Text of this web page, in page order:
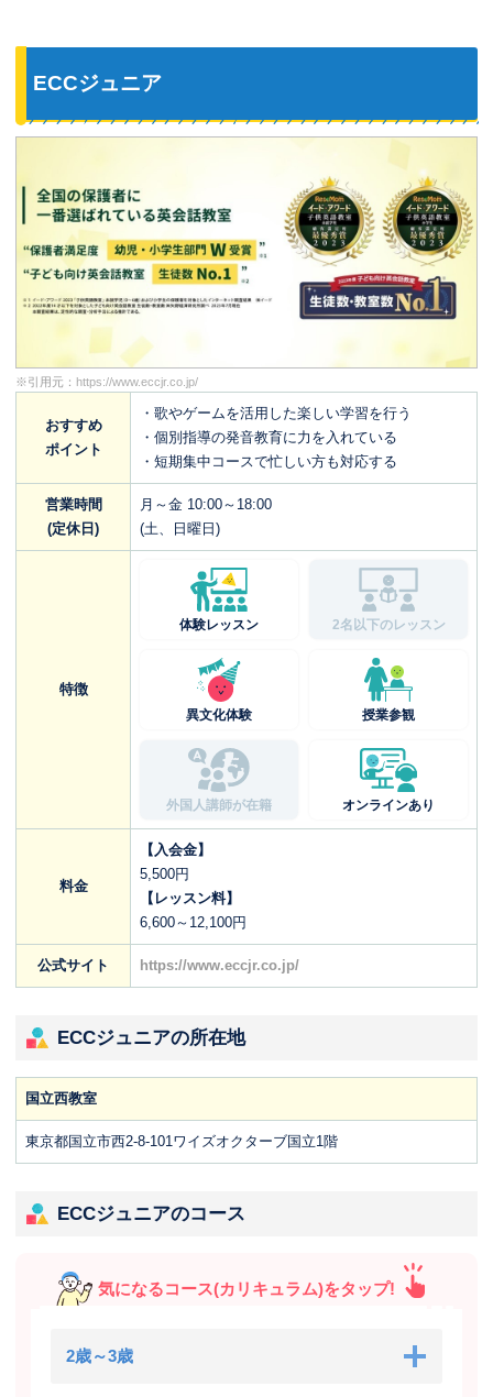
ECCジュニア
※引用元： https://www.eccjr.co.jp/
おすすめ
ポイント
・歌やゲームを活用した楽しい学習を行う
・個別指導の発音教育に力を入れている
・短期集中コースで忙しい方も対応する
営業時間
(定休日)
月～金 10:00～18:00
(土、日曜日)
特徴
体験レッスン 2名以下のレッスン
異文化体験 授業参観
外国人講師が在籍 オンラインあり
料金
【入会金】
5,500円
【レッスン料】
6,600～12,100円
公式サイト https://www.eccjr.co.jp/
ECCジュニアの所在地
国立西教室
東京都国立市西2-8-101ワイズオクターブ国立1階
ECCジュニアのコース
気になるコース(カリキュラム)をタップ!
2歳～3歳